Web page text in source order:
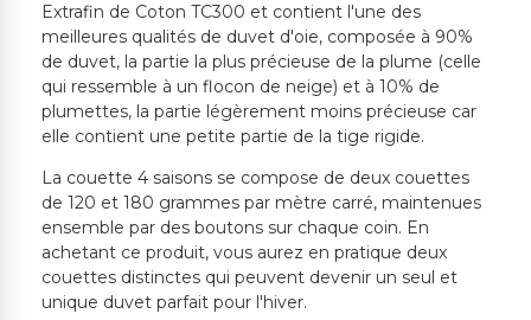
Extrafin de Coton TC300 et contient l'une des
meilleures qualités de duvet d'oie, composée à 90%
de duvet, la partie la plus précieuse de la plume (celle
qui ressemble à un flocon de neige) et à 10% de
plumettes, la partie légèrement moins précieuse car
elle contient une petite partie de la tige rigide.
La couette 4 saisons se compose de deux couettes
de 120 et 180 grammes par mètre carré, maintenues
ensemble par des boutons sur chaque coin. En
achetant ce produit, vous aurez en pratique deux
couettes distinctes qui peuvent devenir un seul et
unique duvet parfait pour l'hiver.